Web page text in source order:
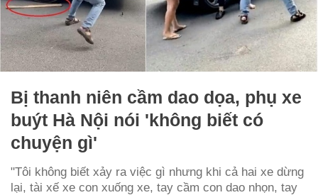
Bị thanh niên cầm dao dọa, phụ xe
buýt Hà Nội nói 'không biết có
chuyện gì'
"Tôi không biết xảy ra việc gì nhưng khi cả hai xe dừng
lại, tài xế xe con xuống xe, tay cầm con dao nhọn, tay